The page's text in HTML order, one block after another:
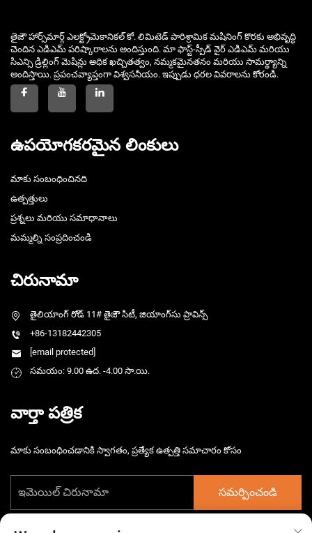
తైజౌ హార్స్‌మార్గ్ ఎలక్ట్రోమెకానికల్ కో. లిమిటెడ్ పారిశ్రామిక మషినింగ్ కొరకు అభివృద్ధి
చెందిన ఎడిఎమ్ పరిష్కారాలను అందిస్తుంది. మా ఫాస్ట్-స్పీడ్ వైర్ ఎడిఎమ్ మరియు
సిఎన్సి డ్రిల్లింగ్ మెషిన్లు అధిక ఖచ్చితత్వం, నమ్మకమైనతనం మరియు సామర్థ్యాన్ని
అందిస్తాయి. ప్రపంచవ్యాప్తంగా విశ్వసనీయం. ఇప్పుడు ధరల వివరాలను కోరండి.
ఉపయోగకరమైన లింకులు
మాకు సంబంధించినది
ఉత్పత్తులు
ప్రశ్నలు మరియు సమాధానాలు
మమ్మల్ని సంప్రదించండి
చిరునామా
తైలియాంగ్ రోడ్ 11# తైజౌ సిటీ, జియాంగ్‌సు ప్రావిన్స్
+86-13182442305
[email protected]
సమయం: 9.00 ఉద. -4.00 సా.యి.
వార్తా పత్రిక
మాకు సంబంధించడానికి స్వాగతం, ప్రత్యేక ఉత్పత్తి సమాచారం కోసం
సమర్పించండి